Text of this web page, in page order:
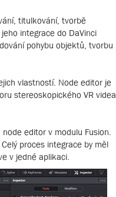
titulkování, tvorbě
integrace do DaVinci
pohybu objektů, tvorbu
vlastností. Node editor je
stereoskopického VR videa
editor v modulu Fusion.
proces integrace by měl
v jedné aplikaci.